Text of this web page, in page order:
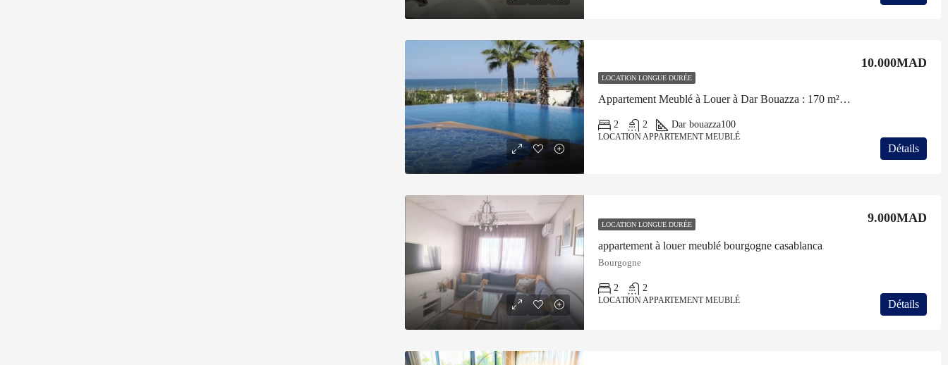
LOCATION LONGUE DURÉE
Appartement Meublé à Louer à Dar Bouazza : 170 m² avec Piscine
10.000MAD
2 2 Dar bouazza100
LOCATION APPARTEMENT MEUBLÉ
Détails
LOCATION LONGUE DURÉE
appartement à louer meublé bourgogne casablanca
9.000MAD
Bourgogne
2 2
LOCATION APPARTEMENT MEUBLÉ Détails